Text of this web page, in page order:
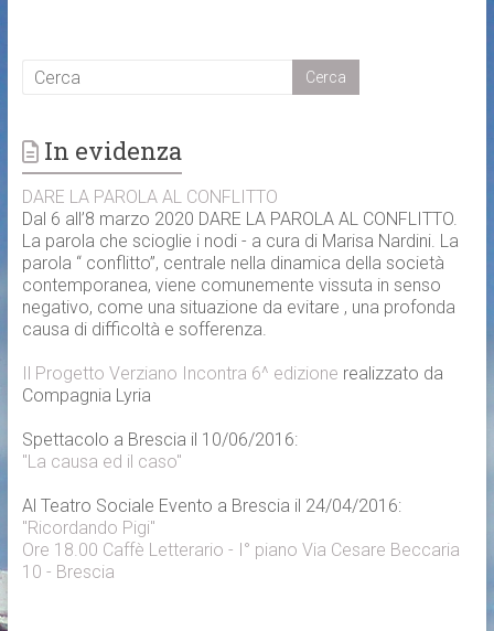
In evidenza
DARE LA PAROLA AL CONFLITTO
Dal 6 all’8 marzo 2020 DARE LA PAROLA AL CONFLITTO.
La parola che scioglie i nodi - a cura di Marisa Nardini. La
parola “ conflitto”, centrale nella dinamica della società
contemporanea, viene comunemente vissuta in senso
negativo, come una situazione da evitare , una profonda
causa di difficoltà e sofferenza.
Il Progetto Verziano Incontra 6^ edizione realizzato da
Compagnia Lyria
Spettacolo a Brescia il 10/06/2016:
"La causa ed il caso"
Al Teatro Sociale Evento a Brescia il 24/04/2016:
"Ricordando Pigi"
Ore 18.00 Caffè Letterario - I° piano Via Cesare Beccaria
10 - Brescia